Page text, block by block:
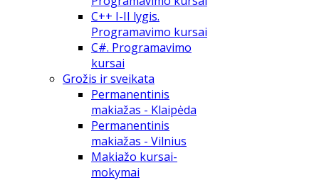
C++ I-II lygis.
Programavimo kursai
C#. Programavimo
kursai
Grožis ir sveikata
Permanentinis
makiažas - Klaipėda
Permanentinis
makiažas - Vilnius
Makiažo kursai-
mokymai